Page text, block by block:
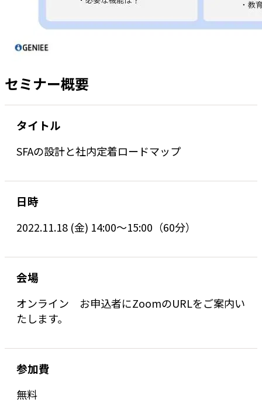
セミナー概要
タイトル
SFAの設計と社内定着ロードマップ
日時
2022.11.18 (金) 14:00～15:00（60分）
会場
オンライン お申込者にZoomのURLをご案内い
たします。
参加費
無料